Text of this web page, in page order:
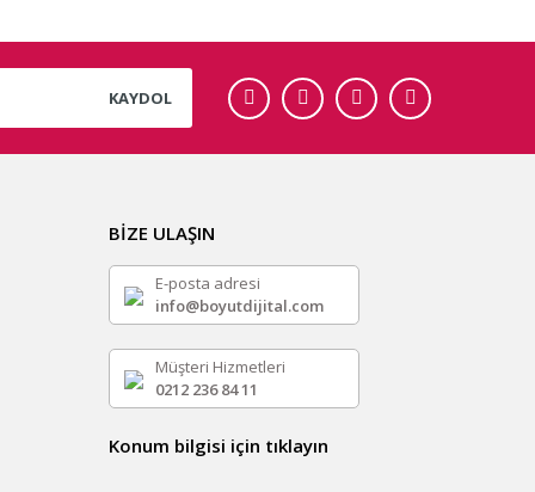
KAYDOL
BİZE ULAŞIN
E-posta adresi
info@boyutdijital.com
Müşteri Hizmetleri
0212 236 84 11
Konum bilgisi için tıklayın